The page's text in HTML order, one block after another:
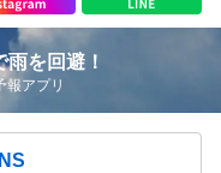
を回避！
アプリ